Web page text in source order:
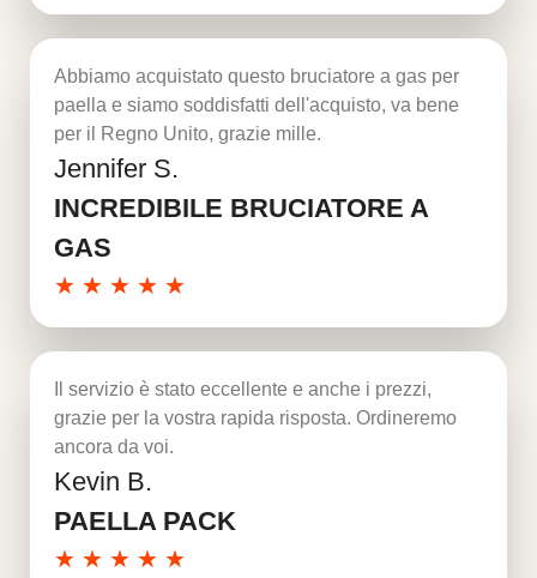
Abbiamo acquistato questo bruciatore a gas per
paella e siamo soddisfatti dell'acquisto, va bene
per il Regno Unito, grazie mille.
Jennifer S.
INCREDIBILE BRUCIATORE A
GAS
★ ★ ★ ★ ★
Il servizio è stato eccellente e anche i prezzi,
grazie per la vostra rapida risposta. Ordineremo
ancora da voi.
Kevin B.
PAELLA PACK
★ ★ ★ ★ ★